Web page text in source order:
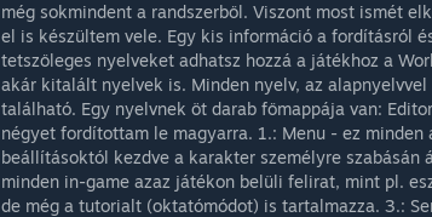
még sokmindent a randszerből. Viszont most ismét
el is készültem vele. Egy kis információ a fordításról
tetszőleges nyelveket adhatsz hozzá a játékhoz a
akár kitalált nyelvek is. Minden nyelv, az
található. Egy nyelvnek öt darab főmappája van:
négyet fordítottam le magyarra. 1.: Menu - ez
beállításoktól kezdve a karakter személyre szabásán
minden in-game azaz játékon belüli felirat, mint pl.
de még a tutorialt (oktatómódot) is tartalmazza. 3.: